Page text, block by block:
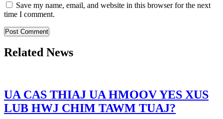
Save my name, email, and website in this browser for the next
time I comment.
Related News
UA CAS THIAJ UA HMOOV YES XUS
LUB HWJ CHIM TAWM TUAJ?